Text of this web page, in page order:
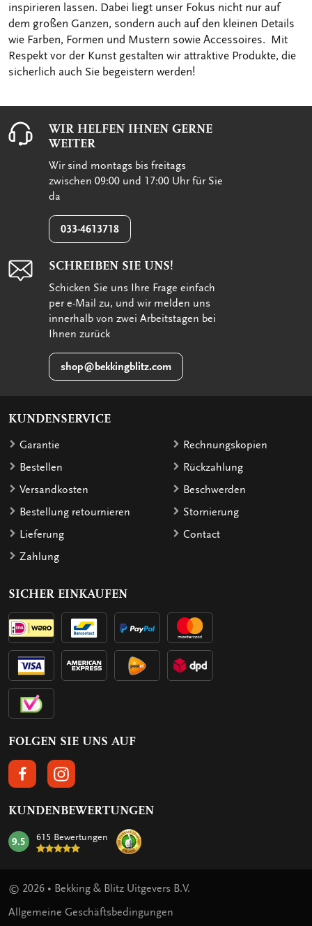
inspirieren lassen. Dabei liegt unser Fokus nicht nur auf
dem großen Ganzen, sondern auch auf den kleinen Details
wie Farben, Formen und Mustern sowie Accessoires. Mit
Respekt vor der Kunst gestalten wir attraktive Produkte, die
sicherlich auch Sie begeistern werden!
WIR HELFEN IHNEN GERNE
WEITER
Wir sind montags bis freitags
zwischen 09:00 und 17:00 Uhr für Sie
da
033-4613718
SCHREIBEN SIE UNS!
Schicken Sie uns Ihre Frage einfach
per e-Mail zu, und wir melden uns
innerhalb von zwei Arbeitstagen bei
Ihnen zurück
shop@bekkingblitz.com
KUNDENSERVICE
Garantie
Bestellen
Versandkosten
Bestellung retournieren
Lieferung
Zahlung
Rechnungskopien
Rückzahlung
Beschwerden
Stornierung
Contact
SICHER EINKAUFEN
FOLGEN SIE UNS AUF
FOLGEN SIE UNS AUF FACEBOOK
FOLGEN SIE UNS AUF INSTAGRAM
KUNDENBEWERTUNGEN
mark:
9.5 615 Bewertungen
© 2026 • Bekking & Blitz Uitgevers B.V.
Allgemeine Geschäftsbedingungen